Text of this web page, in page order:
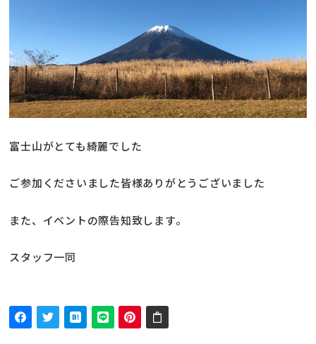
富士山がとても綺麗でした
ご参加くださいました皆様ありがとうございました
また、イベントの際告知致します。
スタッフ一同